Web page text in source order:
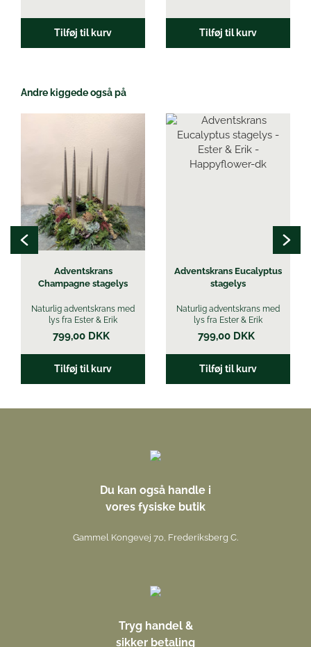
Tilføj til kurv Tilføj til kurv
Andre kiggede også på
Adventskrans
Champagne stagelys
Naturlig adventskrans med
lys fra Ester & Erik
799,00 DKK
Tilføj til kurv
Adventskrans Eucalyptus
stagelys
Naturlig adventskrans med
lys fra Ester & Erik
799,00 DKK
Tilføj til kurv
Du kan også handle i
vores fysiske butik
Gammel Kongevej 70, Frederiksberg C.
Tryg handel &
sikker betaling